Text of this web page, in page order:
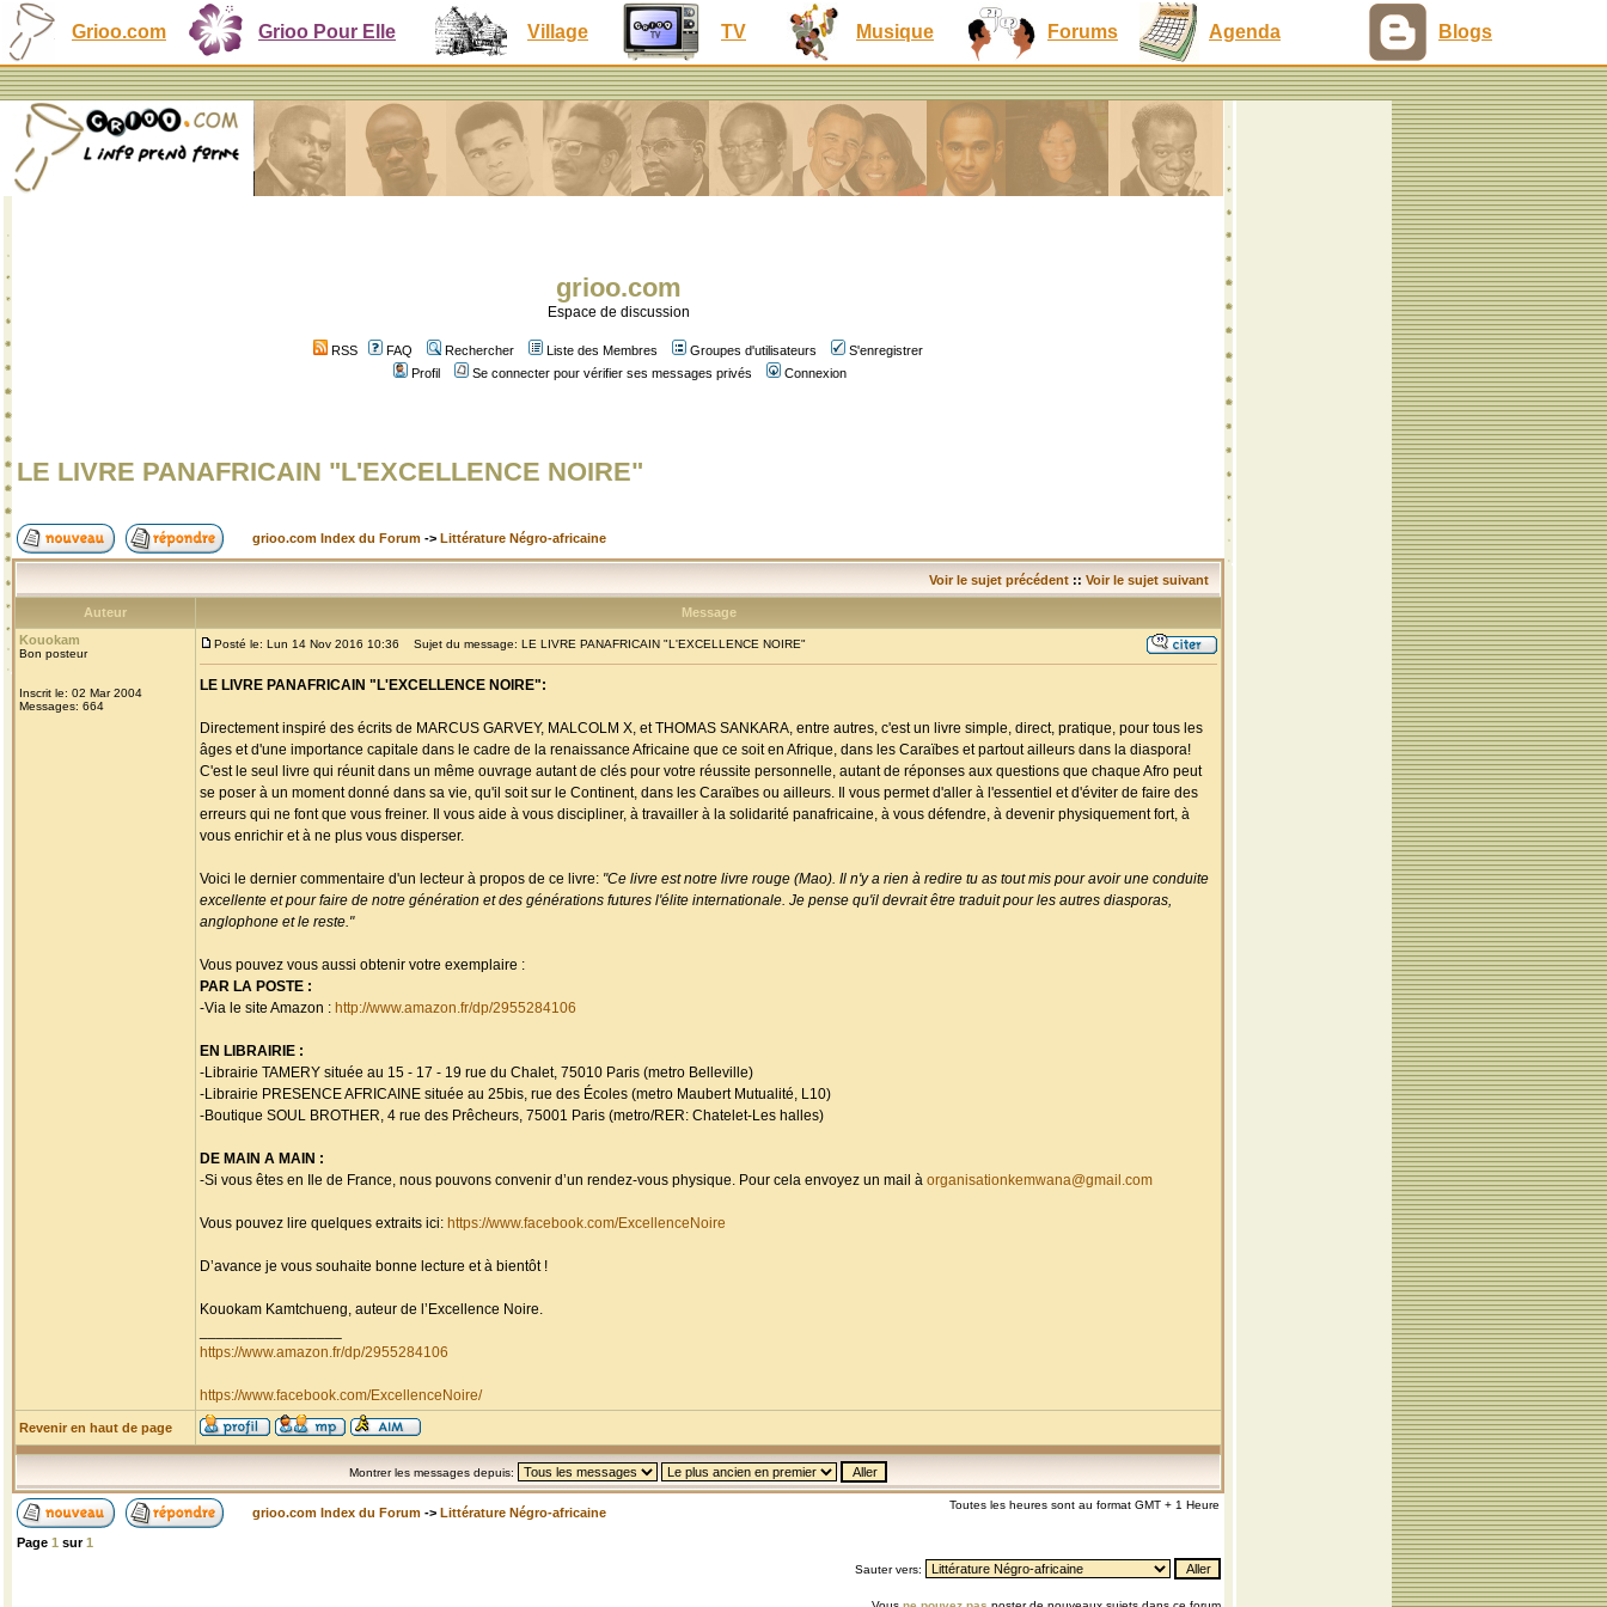
Grioo.com Grioo Pour Elle Village TV Musique Forums Agenda Blogs
grioo.com
Espace de discussion
RSS FAQ Rechercher Liste des Membres Groupes d'utilisateurs
S'enregistrer
Profil
Se connecter pour vérifier ses messages privés Connexion
LE LIVRE PANAFRICAIN "L'EXCELLENCE NOIRE"
grioo.com Index du Forum -> Littérature Négro-africaine
Voir le sujet précédent :: Voir le sujet suivant
Auteur
Message
Kouokam
Bon posteur
Inscrit le: 02 Mar 2004
Messages: 664
Posté le: Lun 14 Nov 2016 10:36 Sujet du message: LE LIVRE PANAFRICAIN "L'EXCELLENCE NOIRE"
LE LIVRE PANAFRICAIN "L'EXCELLENCE NOIRE":
Directement inspiré des écrits de MARCUS GARVEY, MALCOLM X, et THOMAS SANKARA, entre autres, c'est un livre simple, direct, pratique, pour tous les
âges et d'une importance capitale dans le cadre de la renaissance Africaine que ce soit en Afrique, dans les Caraïbes et partout ailleurs dans la diaspora!
C'est le seul livre qui réunit dans un même ouvrage autant de clés pour votre réussite personnelle, autant de réponses aux questions que chaque Afro peut
se poser à un moment donné dans sa vie, qu'il soit sur le Continent, dans les Caraïbes ou ailleurs. Il vous permet d'aller à l'essentiel et d'éviter de faire des
erreurs qui ne font que vous freiner. Il vous aide à vous discipliner, à travailler à la solidarité panafricaine, à vous défendre, à devenir physiquement fort, à
vous enrichir et à ne plus vous disperser.
Voici le dernier commentaire d'un lecteur à propos de ce livre: "Ce livre est notre livre rouge (Mao). Il n'y a rien à redire tu as tout mis pour avoir une conduite
excellente et pour faire de notre génération et des générations futures l'élite internationale. Je pense qu'il devrait être traduit pour les autres diasporas,
anglophone et le reste."
Vous pouvez vous aussi obtenir votre exemplaire :
PAR LA POSTE :
-Via le site Amazon : http://www.amazon.fr/dp/2955284106
EN LIBRAIRIE :
-Librairie TAMERY située au 15 - 17 - 19 rue du Chalet, 75010 Paris (metro Belleville)
-Librairie PRESENCE AFRICAINE située au 25bis, rue des Écoles (metro Maubert Mutualité, L10)
-Boutique SOUL BROTHER, 4 rue des Prêcheurs, 75001 Paris (metro/RER: Chatelet-Les halles)
DE MAIN A MAIN :
-Si vous êtes en Ile de France, nous pouvons convenir d’un rendez-vous physique. Pour cela envoyez un mail à organisationkemwana@gmail.com
Vous pouvez lire quelques extraits ici: https://www.facebook.com/ExcellenceNoire
D’avance je vous souhaite bonne lecture et à bientôt !
Kouokam Kamtchueng, auteur de l’Excellence Noire.
https://www.amazon.fr/dp/2955284106
https://www.facebook.com/ExcellenceNoire/
Revenir en haut de page
Montrer les messages depuis:
grioo.com Index du Forum -> Littérature Négro-africaine
Toutes les heures sont au format GMT + 1 Heure
Page 1 sur1
Sauter vers: